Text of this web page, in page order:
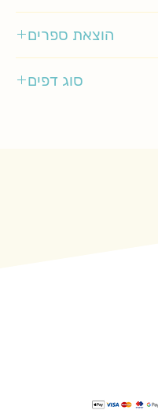
הוצאת ספרים
סוג דפים